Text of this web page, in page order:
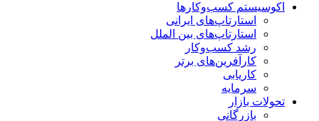
اکوسیستم کسب‌وکارها
استارتاپ‌های ایرانی
استارتاپ‌های بین الملل
رشد کسب‌وکار
کارآفرین‌های برتر
کاریابی
سرمایه
تحولات بازار
بازرگانی